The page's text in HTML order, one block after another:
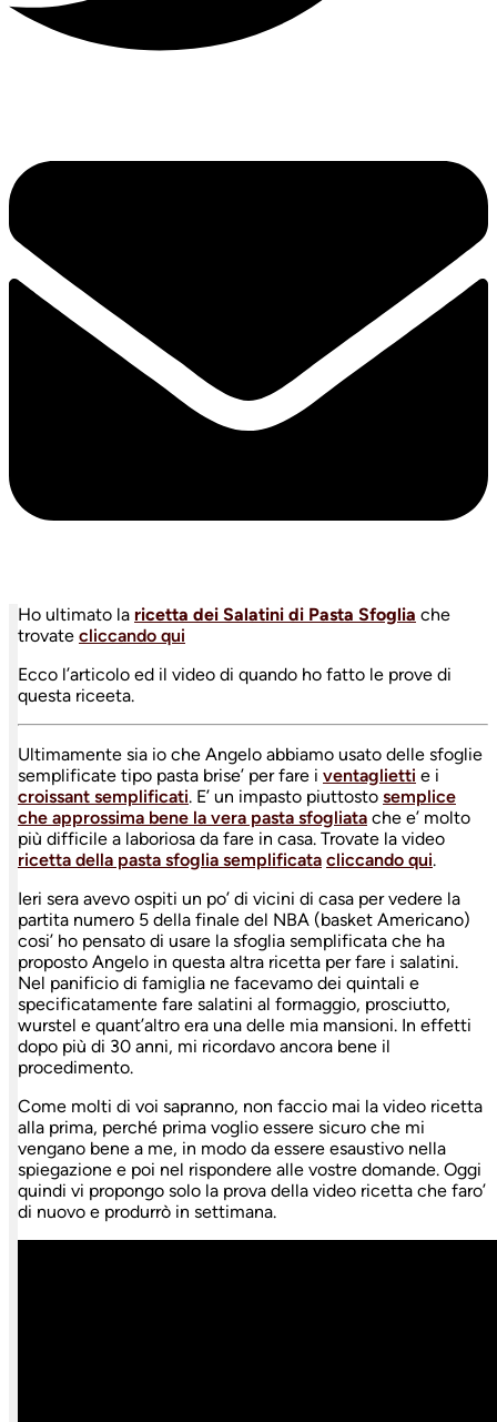
Ho ultimato la ricetta dei Salatini di Pasta Sfoglia che
trovate cliccando qui
Ecco l’articolo ed il video di quando ho fatto le prove di
questa riceeta.
Ultimamente sia io che Angelo abbiamo usato delle sfoglie
semplificate tipo pasta brise’ per fare i ventaglietti e i
croissant semplificati. E’ un impasto piuttosto semplice
che approssima bene la vera pasta sfogliata che e’ molto
più difficile a laboriosa da fare in casa. Trovate la video
ricetta della pasta sfoglia semplificata cliccando qui.
Ieri sera avevo ospiti un po’ di vicini di casa per vedere la
partita numero 5 della finale del NBA (basket Americano)
cosi’ ho pensato di usare la sfoglia semplificata che ha
proposto Angelo in questa altra ricetta per fare i salatini.
Nel panificio di famiglia ne facevamo dei quintali e
specificatamente fare salatini al formaggio, prosciutto,
wurstel e quant’altro era una delle mia mansioni. In effetti
dopo più di 30 anni, mi ricordavo ancora bene il
procedimento.
Come molti di voi sapranno, non faccio mai la video ricetta
alla prima, perché prima voglio essere sicuro che mi
vengano bene a me, in modo da essere esaustivo nella
spiegazione e poi nel rispondere alle vostre domande. Oggi
quindi vi propongo solo la prova della video ricetta che faro’
di nuovo e produrrò in settimana.